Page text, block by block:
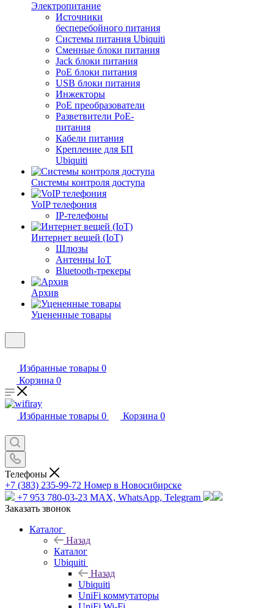
Электропитание
Источники
бесперебойного питания
Системы питания Ubiquiti
Сменные блоки питания
Jack блоки питания
PoE блоки питания
USB блоки питания
Инжекторы
PoE преобразователи
Разветвители PoE-
питания
Кабели питания
Крепление для БП
Ubiquiti
Системы контроля доступа
VoIP телефония
IP-телефоны
Интернет вещей (IoT)
Шлюзы
Антенны IoT
Bluetooth-трекеры
Архив
Уцененные товары
Избранные товары 0
Корзина 0
Избранные товары 0 Корзина 0
Телефоны
+7 (383) 235-99-72 Номер в Новосибирске
+7 953 780-03-23 MAX, WhatsApp, Telegram
Заказать звонок
Каталог
Назад
Каталог
Ubiquiti
Назад
Ubiquiti
UniFi коммутаторы